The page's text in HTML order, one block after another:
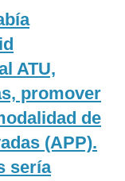
ATU,
promover
de
(APP).
sería